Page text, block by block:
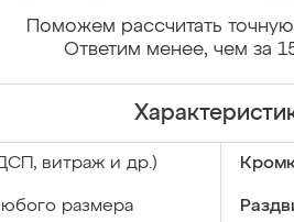
Поможем рассчитать
Ответим менее, чем за
витраж и др.)
размера